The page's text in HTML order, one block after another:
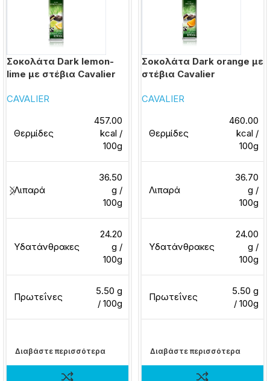
Σοκολάτα Dark lemon-
lime με στέβια Cavalier
CAVALIER
Θερμίδες
457.00
kcal /
100g
Λιπαρά
36.50
g /
100g
Υδατάνθρακες
24.20
g /
100g
Πρωτεΐνες
5.50 g
/ 100g
Διαβάστε περισσότερα
Σοκολάτα Dark orange με
στέβια Cavalier
CAVALIER
Θερμίδες
460.00
kcal /
100g
Λιπαρά
36.70
g /
100g
Υδατάνθρακες
24.00
g /
100g
Πρωτεΐνες
5.50 g
/ 100g
Διαβάστε περισσότερα